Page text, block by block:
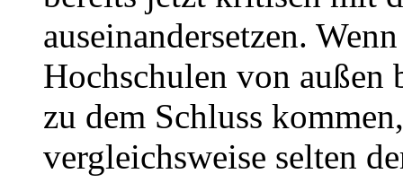
auseinandersetzen.
Hochschulen von außen
zu dem Schluss
vergleichsweise selten